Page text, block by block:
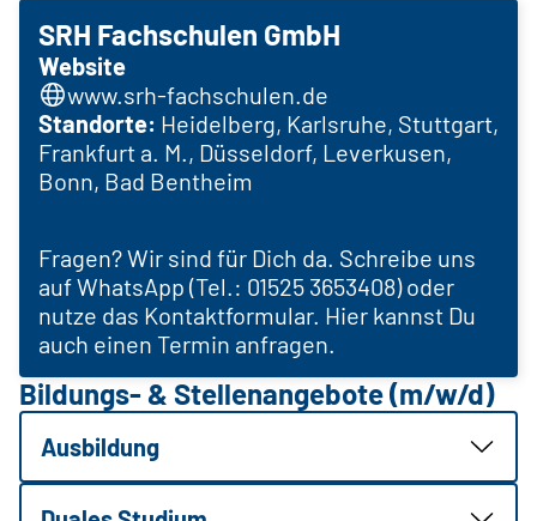
SRH Fachschulen GmbH
Website
www.srh-fachschulen.de
Standorte: Heidelberg, Karlsruhe, Stuttgart,
Frankfurt a. M., Düsseldorf, Leverkusen,
Bonn, Bad Bentheim
Fragen? Wir sind für Dich da. Schreibe uns
auf WhatsApp (Tel.: 01525 3653408) oder
nutze das Kontaktformular. Hier kannst Du
auch einen Termin anfragen.
Bildungs- & Stellenangebote (m/w/d)
Ausbildung